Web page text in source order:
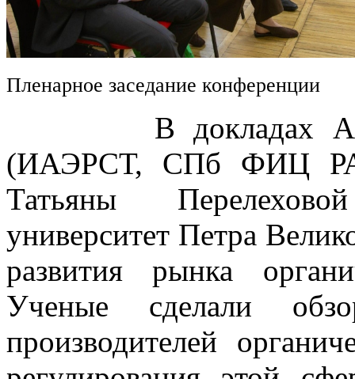
Пленарное заседание конференции
В докладах
(ИАЭРСТ, СПб ФИЦ
Татьяны
университет Петра
развития рынка
Ученые сделали
производителей